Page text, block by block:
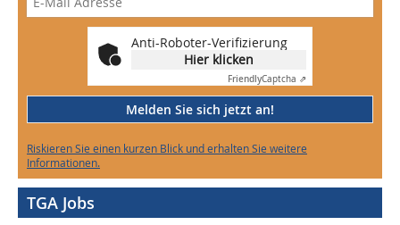
Anti-Roboter-Verifizierung
Hier klicken
FriendlyCaptcha ⇗
Melden Sie sich jetzt an!
Riskieren Sie einen kurzen Blick und erhalten Sie weitere
Informationen.
TGA Jobs